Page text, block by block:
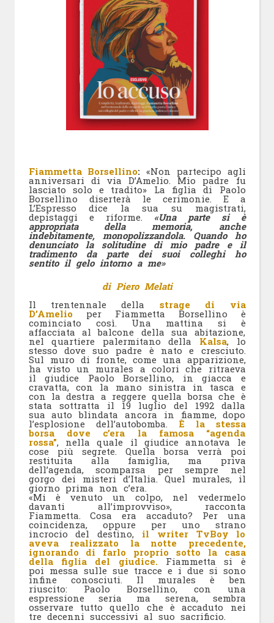
Fiammetta Borsellino: «Non partecipo agli
anniversari di via D’Amelio. Mio padre fu
lasciato solo e tradito» La figlia di Paolo
Borsellino diserterà le cerimonie. E a
L’Espresso dice la sua su magistrati,
depistaggi e riforme​​​​​​​​​​​​​​​​​​​​​​​​​​​​​​​​​​​​​​​​​​​​​​​​​​​​​​​​​​​​​​​​​​​​​​​​​​​​​​​​​​​​​​​​​​​​​​​​​​​​​​​​​​​​​​​​​​​​​​​​​​​​​​​​​​​​​​​​​​​​​​​​​​​​​​​​​​​​​​​​​​​​​​​​​​​​​​​​​​​​​​​​​​​​​​​​​​​​​​​​​​​​​​​​​​​​​​​​​​​​​​​​​​​​​​​​​​​​​​. «Una parte si è
appropriata della memoria, anche
indebitamente, monopolizzandola. Quando ho
denunciato la solitudine di mio padre e il
tradimento da parte dei suoi colleghi ho
sentito il gelo intorno a me»
di Piero Melati
Il trentennale della strage di via
D’Amelio per Fiammetta Borsellino è
cominciato così. Una mattina si è
affacciata al balcone della sua abitazione,
nel quartiere palermitano della Kalsa, lo
stesso dove suo padre è nato e cresciuto.
Sul muro di fronte, come una apparizione,
ha visto un murales a colori che ritraeva
il giudice Paolo Borsellino, in giacca e
cravatta, con la mano sinistra in tasca e
con la destra a reggere quella borsa che è
stata sottratta il 19 luglio del 1992 dalla
sua auto blindata ancora in fiamme, dopo
l’esplosione dell’autobomba. È la stessa
borsa dove c’era la famosa “agenda
rossa”, nella quale il giudice annotava le
cose più segrete. Quella borsa verrà poi
restituita alla famiglia, ma priva
dell’agenda, scomparsa per sempre nel
gorgo dei misteri d’Italia. Quel murales, il
giorno prima non c’era.
«Mi è venuto un colpo, nel vedermelo
davanti all’improvviso», racconta
Fiammetta. Cosa era accaduto? Per una
coincidenza, oppure per uno strano
incrocio del destino, il writer TvBoy lo
aveva realizzato la notte precedente,
ignorando di farlo proprio sotto la casa
della figlia del giudice. Fiammetta si è
poi messa sulle sue tracce e i due si sono
infine conosciuti. Il murales è ben
riuscito: Paolo Borsellino, con una
espressione seria ma serena, sembra
osservare tutto quello che è accaduto nei
tre decenni successivi al suo sacrificio.